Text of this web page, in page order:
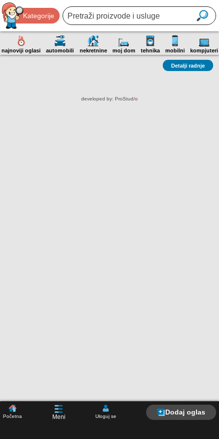
Kategorije
najnoviji oglasi automobili nekretnine moj dom tehnika mobilni kompjuteri
Početna Meni Uloguj se
Dodaj oglas
Detalji radnje
developed by: ProStud/o